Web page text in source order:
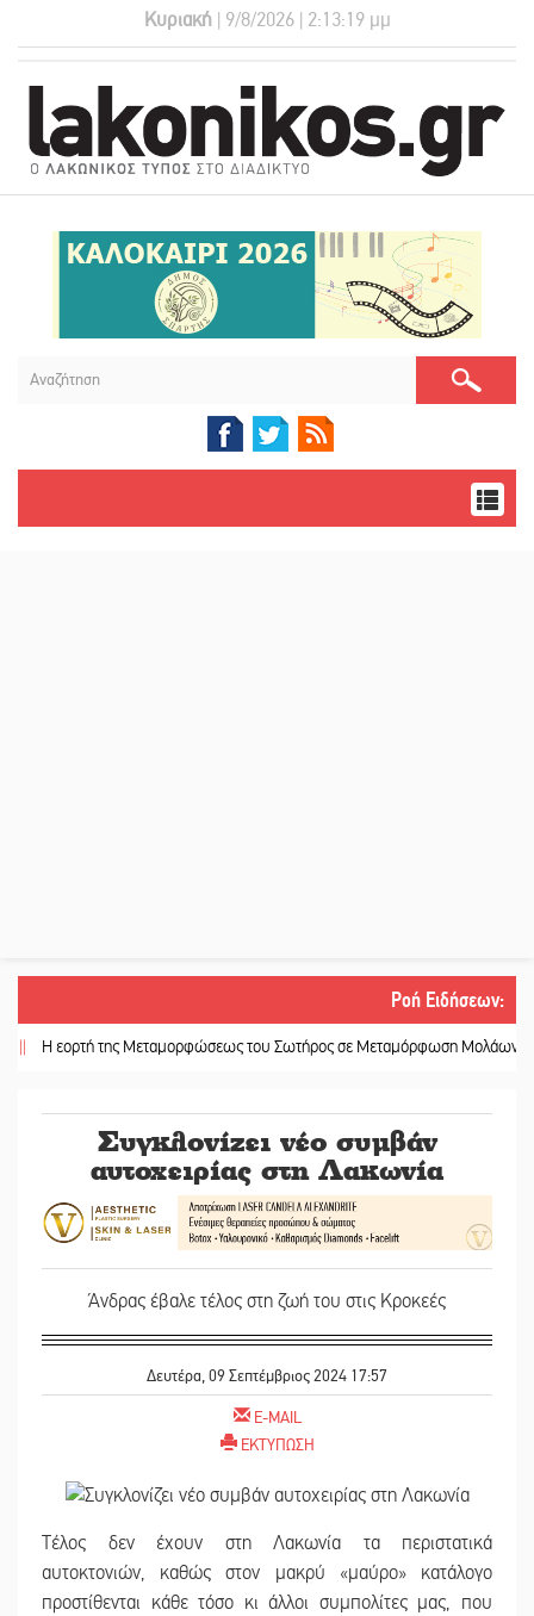
Κυριακή | 9/8/2026 | 2:13:20 μμ
Ροή Ειδήσεων:
της Μεταμορφώσεως του Σωτήρος σε Μεταμόρφωση Μολάων και
Συγκλονίζει νέο συμβάν
αυτοχειρίας στη Λακωνία
Άνδρας έβαλε τέλος στη ζωή του στις Κροκεές
Δευτέρα, 09 Σεπτέμβριος 2024 17:57
E-MAIL
ΕΚΤΥΠΩΣΗ
Τέλος δεν έχουν στη Λακωνία τα περιστατικά
αυτοκτονιών, καθώς στον μακρύ «μαύρο» κατάλογο
προστίθενται κάθε τόσο κι άλλοι συμπολίτες μας, που